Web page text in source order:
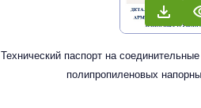
Технический паспорт на
полипропиленовых